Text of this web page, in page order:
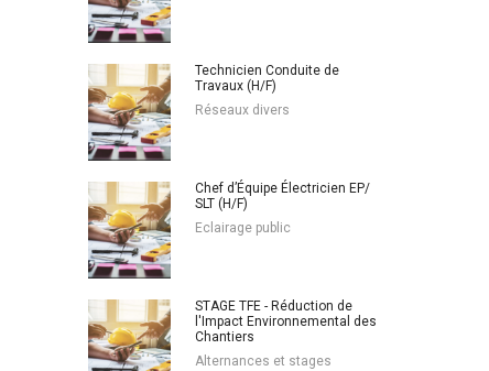
Technicien Conduite de
Travaux (H/F)
Réseaux divers
Chef d’Équipe Électricien EP/
SLT (H/F)
Eclairage public
STAGE TFE - Réduction de
l'Impact Environnemental des
Chantiers
Alternances et stages